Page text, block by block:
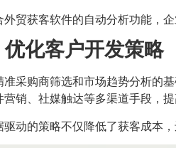
外贸获客软件的自动分析功能，
化客户开发策略
准采购商筛选和市场趋势分析的
营销、社媒触达等多渠道手段，提
驱动的策略不仅降低了获客成本